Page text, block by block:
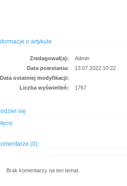
o artykule
Zredagował(a):
Admin
Data powstania:
13.07.2022 10:22
Data ostatniej modyfikacji:
Liczba wyświetleń:
1767
się
(0):
Brak komentarzy na ten temat.